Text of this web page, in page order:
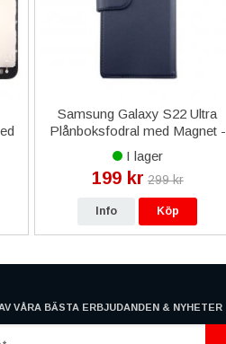
Samsung Galaxy S22 Ultra
Plånboksfodral med Magnet -
Blå
I lager
199 kr 299 kr
Info Köp
VÅRA BÄSTA ERBJUDANDEN & NYHETER